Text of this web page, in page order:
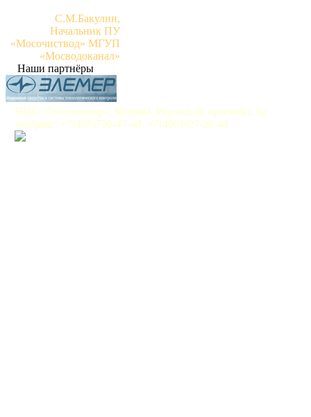
С.М.Бакулин,
Начальник ПУ
«Мосочиствод» МГУП
«Мосводоканал»
Наши партнёры
НПО «Тепловизор», Москва, Рязанский проспект, 8а
тел/факс: +7(495)730-47-44, +7(495)127-28-44